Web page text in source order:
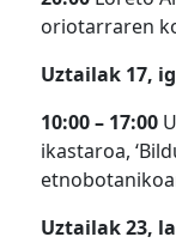
oriotarraren
Uztailak 17,
10:00 – 17:00
ikastaroa,
Uztailak 23,